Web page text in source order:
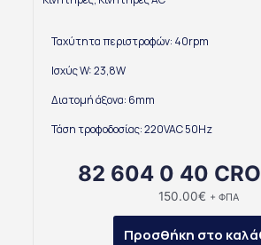
Ταχύτητα περιστροφών: 40rpm
Ισχύς W: 23,8W
Διατομή άξονα: 6mm
Τάση τροφοδοσίας: 220VAC 50Hz
82 604 0 40
150.00€ + ΦΠΑ
Προσθήκη στο